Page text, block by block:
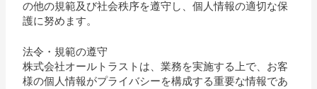
の他の規範及び社会秩序を遵守し、個人情報の適切な保
護に努めます。
法令・規範の遵守
株式会社オールトラストは、業務を実施する上で、お客
様の個人情報がプライバシーを構成する重要な情報であ